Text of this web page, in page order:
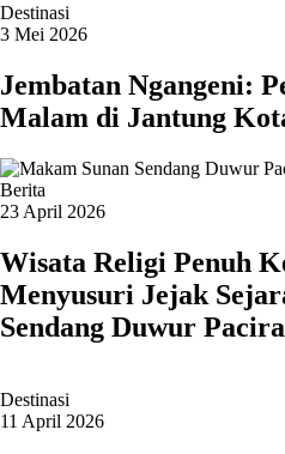
Destinasi
3 Mei 2026
Jembatan Ngangeni:
Malam di Jantung
Berita
23 April 2026
Wisata Religi Penuh
Menyusuri Jejak
Sendang Duwur
Destinasi
11 April 2026